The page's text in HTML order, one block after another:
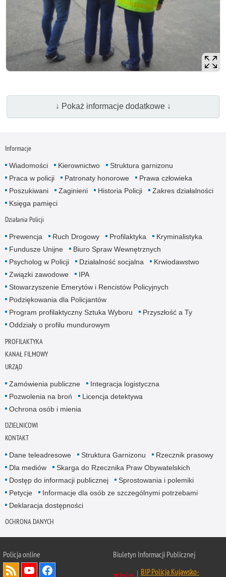
↓ Pokaż informacje dodatkowe ↓
Informacje
Wiadomości Kierownictwo
Struktura garnizonu
Praca w policji
Patronaty honorowe
Prawa człowieka
Poszukiwani
Zaginieni Historia Policji
Zakres działalności
Księga pamięci
Działania Policji
Prewencja Ruch Drogowy Profilaktyka
Kryminalistyka
Fundusze Unijne
Biuro Spraw Wewnętrznych
Psycholog w Policji
Działalność socjalna
Krwiodawstwo
Związki zawodowe
IPA
Stowarzyszenie Emerytów i Rencistów Policyjnych
Podziękowania dla Policjantów
Program profilaktyczny Sztuka Wyboru
Przyszłość a Ty
Oddziały o profilu mundurowym
PROFILAKTYKA
KANAŁ FILMOWY
URZĄD
Zamówienia publiczne
Integracja logistyczna
Pozwolenia na broń
Licencja detektywa
Ochrona osób i mienia
DZIELNICOWI
KONTAKT
Dane teleadresowe Struktura Garnizonu
Rzecznik prasowy
Dla mediów
Skarga do Rzecznika Praw Obywatelskich
Dostęp do informacji publicznej
Sprostowania i polemiki
Petycje
Informacje dla osób ze szczególnymi potrzebami
Deklaracja dostępności
OCHRONA DANYCH
Policja online
Biuletyn Informacji Publicznej
BIP Policja Kujawsko-